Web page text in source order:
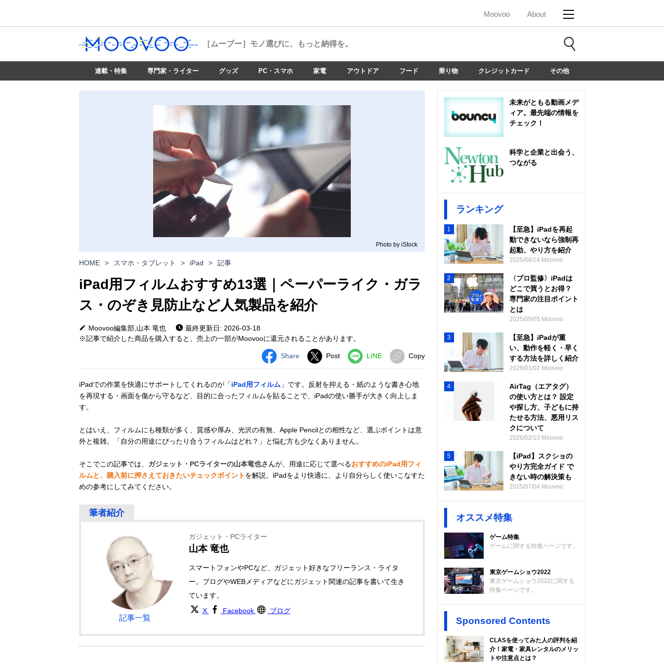
Moovoo About
［ムーブー］ モノ選びに、もっと納得を。
連載・特集 専門家・ライター グッズ PC・スマホ 家電 アウトドア フード 乗り物 クレジットカード その他
Photo by iStock
HOME > スマホ・タブレット > iPad > 記事
iPad用フィルムおすすめ13選｜ペーパーライク・ガラ
ス・のぞき見防止など人気製品を紹介
Moovoo編集部,山本 竜也
最終更新日: 2026-03-18
※記事で紹介した商品を購入すると、売上の一部がMoovooに還元されることがあります。
Share Post LINE Copy
iPadでの作業を快適にサポートしてくれるのが「iPad用フィルム 」です。反射を抑える・紙のような書き心地
を再現する・画面を傷から守るなど、目的に合ったフィルムを貼ることで、iPadの使い勝手が大きく向上しま
す。
とはいえ、フィルムにも種類が多く、質感や厚み、光沢の有無、Apple Pencilとの相性など、選ぶポイントは意
外と複雑。「自分の用途にぴったり合うフィルムはどれ？」と悩む方も少なくありません。
そこでこの記事では、 ガジェット・PCライターの山本竜也さんが、用途に応じて選べるおすすめのiPad用フィ
ルムと、購入前に押さえておきたいチェックポイントを解説。iPadをより快適に、より自分らしく使いこなすた
めの参考にしてみてください。
記事一覧
ガジェット・PCライター
山本 竜也
スマートフォンやPCなど、ガジェット好きなフリーランス・ライタ
ー。ブログやWEBメディアなどにガジェット関連の記事を書いて生き
ています。
X
Facebook ブログ
未来がともる動画メデ
ィア。最先端の情報を
チェック！
科学と企業と出会う、
つながる
ランキング
1
【至急】iPadを再起
動できないなら強制再
起動、やり方を紹介
2025/08/14 Moovoo
2
〈プロ監修〉iPadは
どこで買うとお得？
専門家の注目ポイント
とは
2025/09/05 Moovoo
3
【至急】iPadが重
い、動作を軽く・早く
する方法を詳しく紹介
2026/01/02 Moovoo
4
AirTag（エアタグ）
の使い方とは？ 設定
や探し方、子どもに持
たせる方法、悪用リス
クについて
2026/02/13 Moovoo
5
【iPad】スクショの
やり方完全ガイド で
きない時の解決策も
2025/07/04 Moovoo
オススメ特集
ゲーム特集
ゲームに関する特集ページです。
東京ゲームショウ2022
東京ゲームショウ2022に関する
特集ページです。
Sponsored Contents
CLASを使ってみた人の評判を紹
介！家電・家具レンタルのメリッ
トや注意点とは？